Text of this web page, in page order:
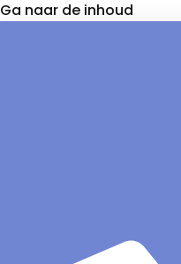
Ga naar de inhoud